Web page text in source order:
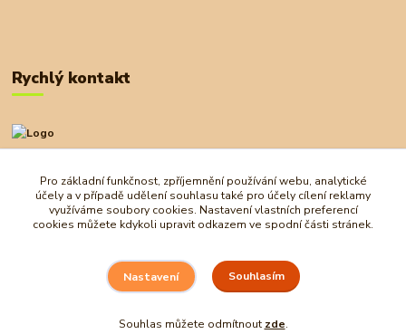
Rychlý kontakt
+420 727 972 830
obchod@ostrovherahlavolamu.cz
Vytvořeno na Eshop-rychle.cz
Pro základní funkčnost, zpříjemnění používání webu, analytické
účely a v případě udělení souhlasu také pro účely cílení reklamy
využíváme soubory cookies. Nastavení vlastních preferencí
cookies můžete kdykoli upravit odkazem ve spodní části stránek.
Nastavení Souhlasím
Souhlas můžete odmítnout zde.